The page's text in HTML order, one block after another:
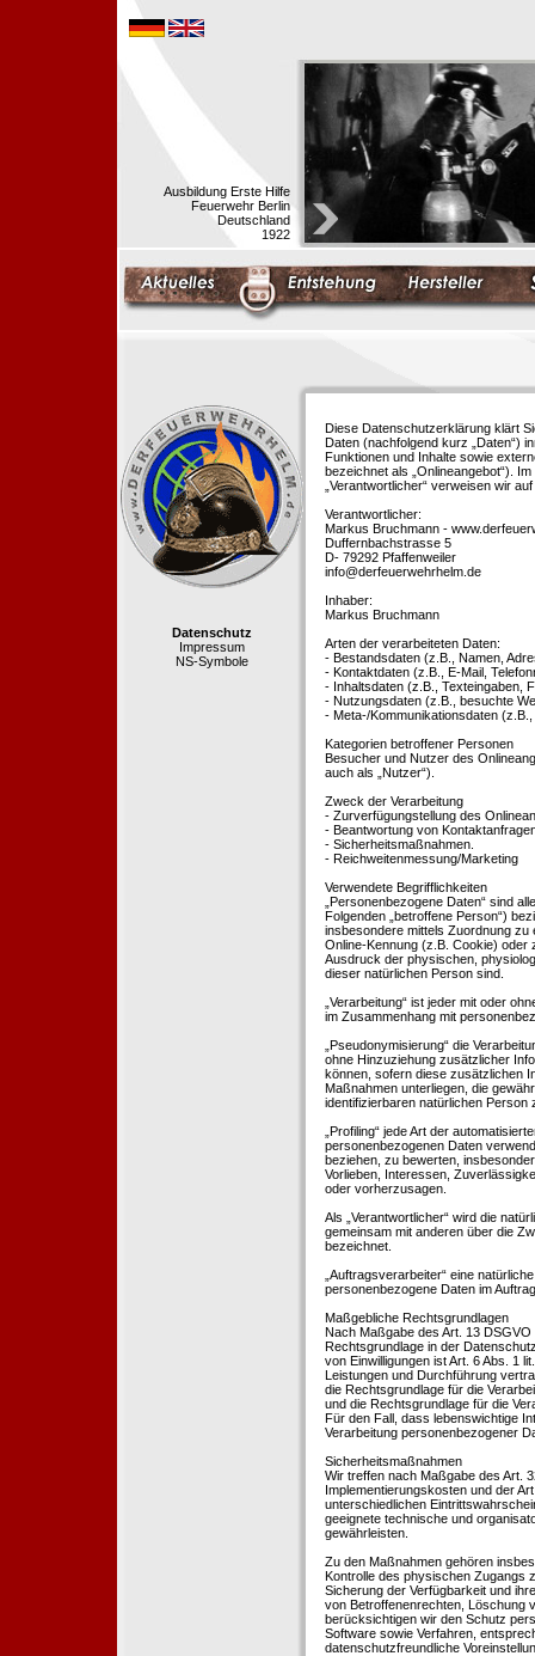
Ausbildung Erste Hilfe
Feuerwehr Berlin
Deutschland
1922
Datenschutz
Impressum
NS-Symbole
Diese Datenschutzerklärung klärt
Daten (nachfolgend kurz „Daten“)
Funktionen und Inhalte sowie
bezeichnet als „Onlineangebot“).
„Verantwortlicher“ verweisen wir
Verantwortlicher:
Markus Bruchmann -
Duffernbachstrasse 5
D- 79292 Pfaffenweiler
info@derfeuerwehrhelm.de
Inhaber:
Markus Bruchmann
Arten der verarbeiteten Daten:
- Bestandsdaten (z.B., Namen,
- Kontaktdaten (z.B., E-Mail,
- Inhaltsdaten (z.B., Texteingaben,
- Nutzungsdaten (z.B., besuchte
- Meta-/Kommunikationsdaten
Kategorien betroffener Personen
Besucher und Nutzer des
auch als „Nutzer“).
Zweck der Verarbeitung
- Zurverfügungstellung des
- Beantwortung von
- Sicherheitsmaßnahmen.
- Reichweitenmessung/Marketing
Verwendete Begrifflichkeiten
„Personenbezogene Daten“ sind
Folgenden „betroffene Person“)
insbesondere mittels Zuordnung zu
Online-Kennung (z.B. Cookie) oder
Ausdruck der physischen,
dieser natürlichen Person sind.
„Verarbeitung“ ist jeder mit oder
im Zusammenhang mit
„Pseudonymisierung“ die
ohne Hinzuziehung zusätzlicher
können, sofern diese zusätzlichen
Maßnahmen unterliegen, die
identifizierbaren natürlichen Person
„Profiling“ jede Art der
personenbezogenen Daten
beziehen, zu bewerten,
Vorlieben, Interessen,
oder vorherzusagen.
Als „Verantwortlicher“ wird die
gemeinsam mit anderen über die
bezeichnet.
„Auftragsverarbeiter“ eine
personenbezogene Daten im
Maßgebliche Rechtsgrundlagen
Nach Maßgabe des Art. 13
Rechtsgrundlage in der
von Einwilligungen ist Art. 6 Abs. 1
Leistungen und Durchführung
die Rechtsgrundlage für die
und die Rechtsgrundlage für die
Für den Fall, dass lebenswichtige
Verarbeitung personenbezogener
Sicherheitsmaßnahmen
Wir treffen nach Maßgabe des Art.
Implementierungskosten und der
unterschiedlichen
geeignete technische und
gewährleisten.
Zu den Maßnahmen gehören
Kontrolle des physischen Zugangs
Sicherung der Verfügbarkeit und
von Betroffenenrechten, Löschung
berücksichtigen wir den Schutz
Software sowie Verfahren,
datenschutzfreundliche